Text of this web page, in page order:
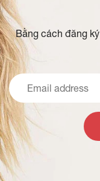
Bằng cách đăng